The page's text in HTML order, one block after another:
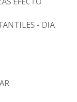
- DIA